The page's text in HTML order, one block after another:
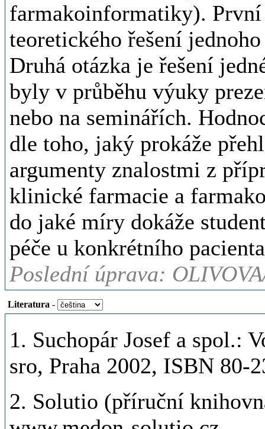
farmakoinformatiky).
teoretického řešení
Druhá otázka je řešení
byly v průběhu výuky
nebo na seminářích.
dle toho, jaký prokáže
argumenty znalostmi z
klinické farmacie a
do jaké míry dokáže
péče u konkrétního
Poslední úprava:
Literatura -
1. Suchopár Josef a spol.:
sro, Praha 2002, ISBN 80-
2. Solutio (příruční